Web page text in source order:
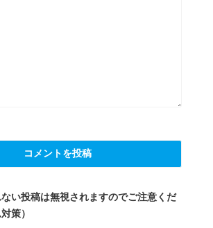
い投稿は無視されますのでご注意くだ
策）